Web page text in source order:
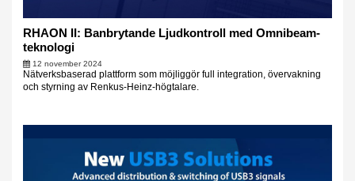
RHAON II: Banbrytande Ljudkontroll med Omnibeam-
teknologi
12 november 2024
Nätverksbaserad plattform som möjliggör full integration, övervakning
och styrning av Renkus-Heinz-högtalare.